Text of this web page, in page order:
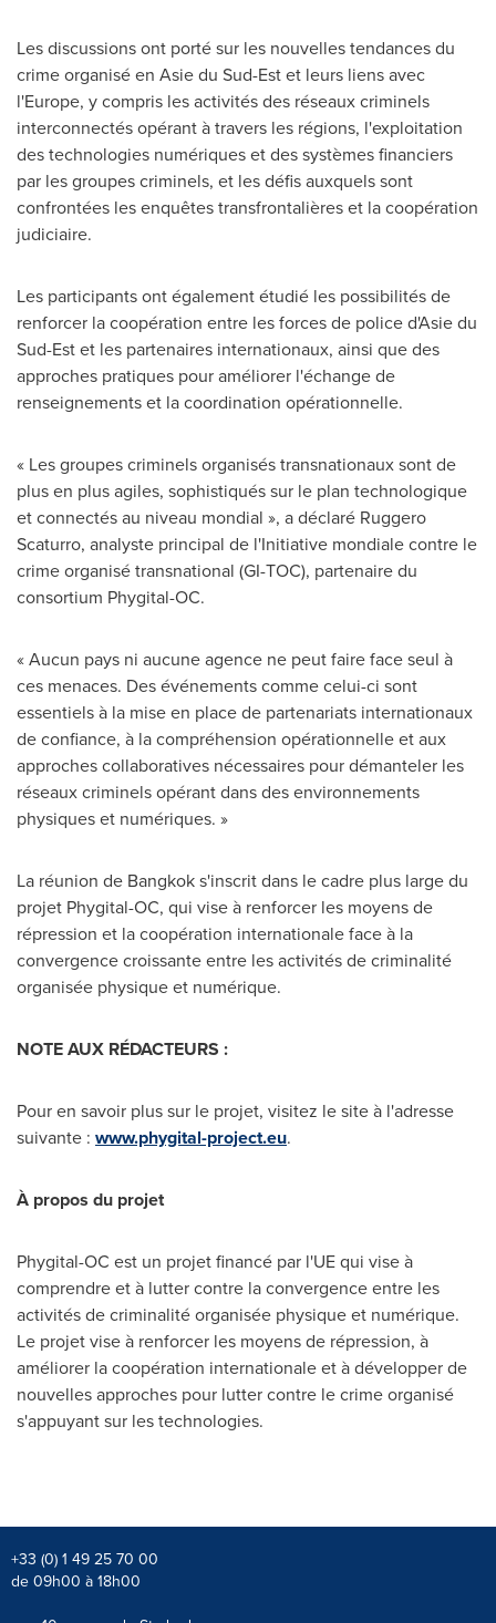
Les discussions ont porté sur les nouvelles tendances du
crime organisé en Asie du Sud-Est et leurs liens avec
l'Europe, y compris les activités des réseaux criminels
interconnectés opérant à travers les régions, l'exploitation
des technologies numériques et des systèmes financiers
par les groupes criminels, et les défis auxquels sont
confrontées les enquêtes transfrontalières et la coopération
judiciaire.
Les participants ont également étudié les possibilités de
renforcer la coopération entre les forces de police d'Asie du
Sud-Est et les partenaires internationaux, ainsi que des
approches pratiques pour améliorer l'échange de
renseignements et la coordination opérationnelle.
« Les groupes criminels organisés transnationaux sont de
plus en plus agiles, sophistiqués sur le plan technologique
et connectés au niveau mondial », a déclaré Ruggero
Scaturro, analyste principal de l'Initiative mondiale contre le
crime organisé transnational (GI-TOC), partenaire du
consortium Phygital-OC.
« Aucun pays ni aucune agence ne peut faire face seul à
ces menaces. Des événements comme celui-ci sont
essentiels à la mise en place de partenariats internationaux
de confiance, à la compréhension opérationnelle et aux
approches collaboratives nécessaires pour démanteler les
réseaux criminels opérant dans des environnements
physiques et numériques. »
La réunion de Bangkok s'inscrit dans le cadre plus large du
projet Phygital-OC, qui vise à renforcer les moyens de
répression et la coopération internationale face à la
convergence croissante entre les activités de criminalité
organisée physique et numérique.
NOTE AUX RÉDACTEURS :
Pour en savoir plus sur le projet, visitez le site à l'adresse
suivante : www.phygital-project.eu.
À propos du projet
Phygital-OC est un projet financé par l'UE qui vise à
comprendre et à lutter contre la convergence entre les
activités de criminalité organisée physique et numérique.
Le projet vise à renforcer les moyens de répression, à
améliorer la coopération internationale et à développer de
nouvelles approches pour lutter contre le crime organisé
s'appuyant sur les technologies.
+33 (0) 1 49 25 70 00
de 09h00 à 18h00